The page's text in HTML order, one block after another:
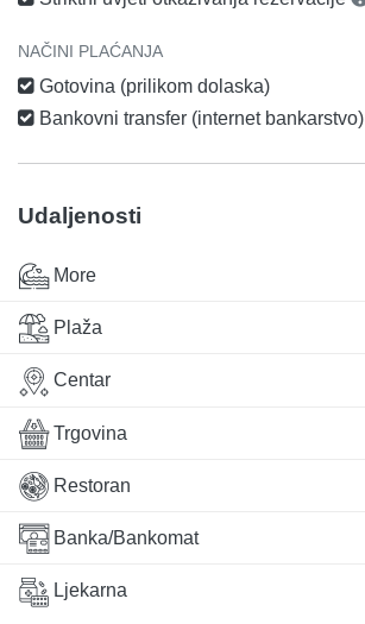
NAČINI PLAĆANJA
Gotovina (prilikom dolaska)
Bankovni transfer (internet bankarstvo)
Udaljenosti
More
Plaža
Centar
Trgovina
Restoran
Banka/Bankomat
Ljekarna